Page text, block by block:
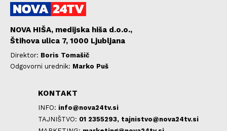
NOVA HIŠA, medijska hiša d.o.o.,
Štihova ulica 7, 1000 Ljubljana
Direktor: Boris Tomašič
Odgovorni urednik: Marko Puš
KONTAKT
INFO: info@nova24tv.si
TAJNIŠTVO: 01 2355293, tajnistvo@nova24tv.si